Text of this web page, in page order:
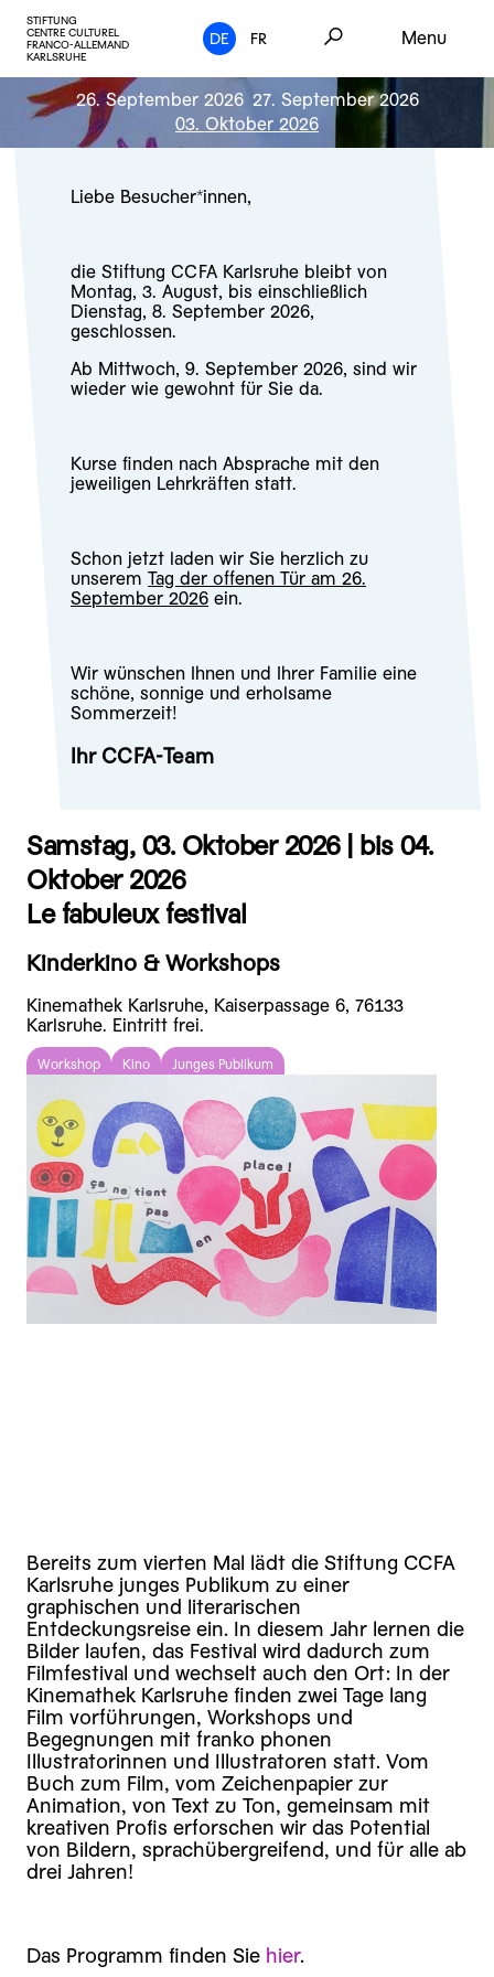
STIFTUNG
CENTRE CULTUREL
FRANCO-ALLEMAND
KARLSRUHE
DE FR Menu
26. September 2026 27. September 2026
03. Oktober 2026
Liebe Besucher*innen,
die Stiftung CCFA Karlsruhe bleibt von
Montag, 3. August, bis einschließlich
Dienstag, 8. September 2026,
geschlossen.
Ab Mittwoch, 9. September 2026, sind wir
wieder wie gewohnt für Sie da.
Kurse finden nach Absprache mit den
jeweiligen Lehrkräften statt.
Schon jetzt laden wir Sie herzlich zu
unserem Tag der offenen Tür am 26.
September 2026ein.
Wir wünschen Ihnen und Ihrer Familie eine
schöne, sonnige und erholsame
Sommerzeit!
Ihr CCFA-Team
Samstag, 03. Oktober 2026 |
bis 04.
Oktober 2026
Le fabuleux festival
Kinderkino & Workshops
Kinemathek Karlsruhe, Kaiserpassage 6, 76133
Karlsruhe. Eintritt frei.
Workshop Kino Junges Publikum
Bereits zum vierten Mal lädt die Stiftung CCFA
Karlsruhe junges Publikum zu einer
graphischen und literarischen
Entdeckungsreise ein. In diesem Jahr lernen die
Bilder laufen, das Festival wird dadurch zum
Filmfestival und wechselt auch den Ort: In der
Kinemathek Karlsruhe finden zwei Tage lang
Film vorführungen, Workshops und
Begegnungen mit franko phonen
Illustratorinnen und Illustratoren statt. Vom
Buch zum Film, vom Zeichenpapier zur
Animation, von Text zu Ton, gemeinsam mit
kreativen Profis erforschen wir das Potential
von Bildern, sprachübergreifend, und für alle ab
drei Jahren!
Das Programm finden Sie hier.